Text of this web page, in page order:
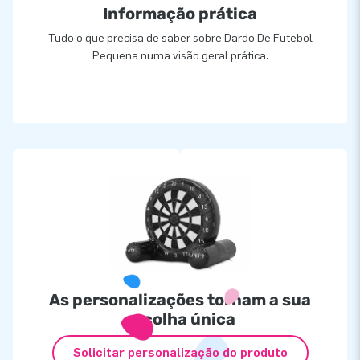
Informação prática
Tudo o que precisa de saber sobre Dardo De Futebol
Pequena numa visão geral prática.
As personalizações tornam a sua
escolha única
Solicitar personalização do produto